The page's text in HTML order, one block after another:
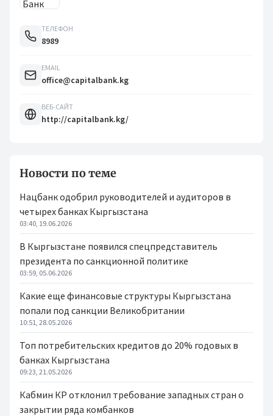
ТЕЛЕФОН
8989
EMAIL
office@capitalbank.kg
ВЕБ-САЙТ
http://capitalbank.kg/
Новости по теме
Нацбанк одобрил руководителей и аудиторов в
четырех банках Кыргызстана
03:40, 19.06.2026
В Кыргызстане появился спецпредставитель
президента по санкционной политике
03:59, 05.06.2026
Какие еще финансовые структуры Кыргызстана
попали под санкции Великобритании
10:51, 28.05.2026
Топ потребительских кредитов до 20% годовых в
банках Кыргызстана
09:23, 21.05.2026
Кабмин КР отклонил требование западных стран о
закрытии ряда комбанков